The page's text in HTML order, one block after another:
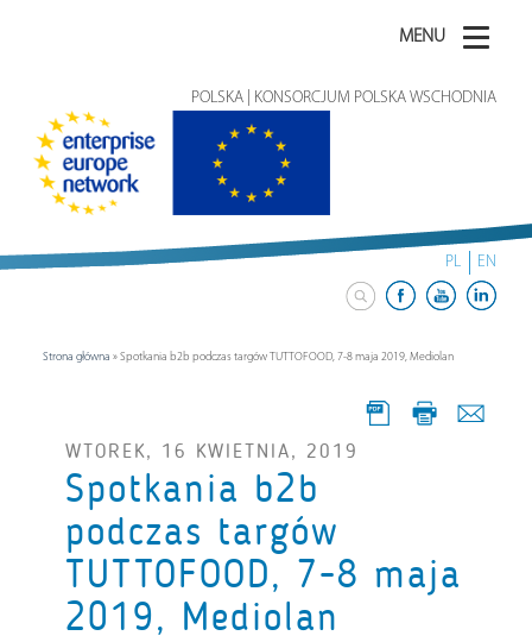
MENU
POLSKA | KONSORCJUM POLSKA WSCHODNIA
PL EN
Strona główna »Spotkania b2b podczas targów TUTTOFOOD, 7-8 maja 2019, Mediolan
WTOREK, 16 KWIETNIA, 2019
Spotkania b2b
podczas targów
TUTTOFOOD, 7-8 maja
2019, Mediolan